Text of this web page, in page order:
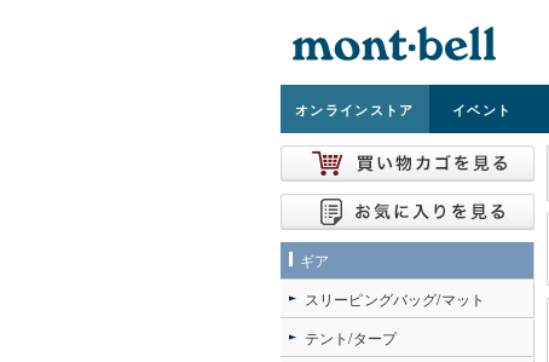
オンラインストア イベント
ギア
スリーピングバッグ/マット
テント/タープ